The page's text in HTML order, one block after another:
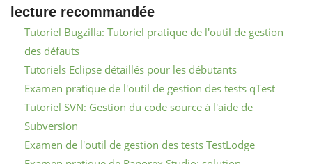
lecture recommandée
Tutoriel Bugzilla: Tutoriel pratique de l'outil de gestion
des défauts
Tutoriels Eclipse détaillés pour les débutants
Examen pratique de l'outil de gestion des tests qTest
Tutoriel SVN: Gestion du code source à l'aide de
Subversion
Examen de l'outil de gestion des tests TestLodge